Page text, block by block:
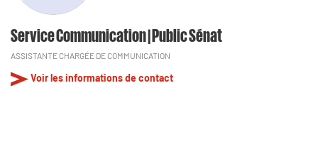
Service Communication | Public Sénat
ASSISTANTE CHARGÉE DE COMMUNICATION
Voir les informations de contact